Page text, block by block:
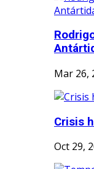
Mar 26,
Crisis
Oct 29,